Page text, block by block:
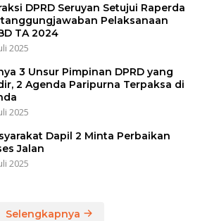
DPRD Seruyan Setujui Raperda
Pelaksanaan
TA 2024
2025
3 Unsur Pimpinan DPRD yang
2 Agenda Paripurna Terpaksa di
2025
Dapil 2 Minta Perbaikan
Jalan
2025
Selengkapnya